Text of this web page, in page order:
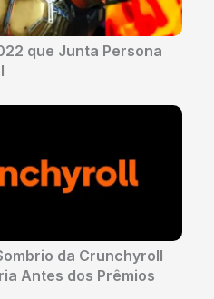
que Junta Persona
da Crunchyroll
Antes dos Prêmios